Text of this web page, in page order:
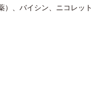
）、バイシン、ニコレッ